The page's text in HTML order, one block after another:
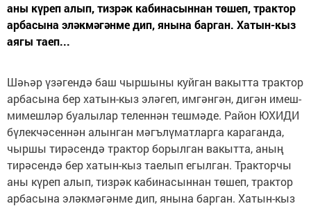
аны күреп алып, тизрәк кабинасыннан төшеп, трактор
арбасына эләкмәгәнме дип, янына барган. Хатын-кыз
аягы таеп...
Шәһәр үзәгендә баш чыршыны куйган вакытта трактор
арбасына бер хатын-кыз эләгеп, имгәнгән, дигән имеш-
мимешләр буалылар теленнән тешмәде. Район ЮХИДИ
бүлекчәсеннән алынган мәгълүматларга караганда,
чыршы тирәсендә трактор борылган вакытта, аның
тирәсендә бер хатын-кыз таелып егылган. Тракторчы
аны күреп алып, тизрәк кабинасыннан төшеп, трактор
арбасына эләкмәгәнме дип, янына барган. Хатын-кыз